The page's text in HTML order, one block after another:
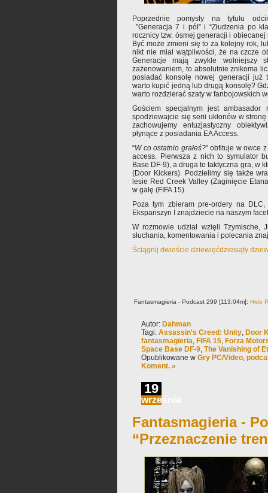
Poprzednie pomysły na tytułu
”Generacja 7 i pół” i “Złudzenia po
rocznicy tzw. ósmej generacji i
Być może zmieni się to za kolejny rok,
nikt nie miał wątpliwości, że na czcze
Generacje mają zwykle
zażenowaniem, to absolutnie znikoma
posiadać konsolę nowej generacji już
warto kupić jedną lub drugą konsolę?
warto rozdzierać szaty w fanbojowskich
Gościem specjalnym jest
spodziewajcie się serii ukłonów w
zachowujemy entuzjastyczny
płynące z posiadania EA Access.
“W co ostatnio grałeś?” obfituje w owce
access. Pierwsza z nich to symulator
Base DF-9), a druga to taktyczna gra, w
(Door Kickers). Podzielimy się także
lesie Red Creek Valley (Zaginięcie
w gałę (FIFA 15).
Poza tym zbieram pre-ordery na
Ekspanszyn I znajdziecie na naszym
W rozmowie udział wzięli Tzymische,
słuchania, komentowania i polecania
Ściągnij dwieście dziewięćdziesiąty
Fantasmagieria - Podcast 299 [113:04m]: Hide
Autor: Dahman
Tagi: Assassin's Creed: Unity, Door
fantasmagieria, FIFA 15, Forza
Space Base DF-9, The Vanishing of
Opublikowane w Gry PC/Video,
Koment. »
19
września
Fantasmagieria -
“Przeznaczenie